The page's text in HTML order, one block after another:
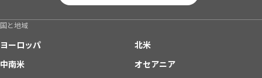
国と地域
ヨーロッパ
北米
中南米
オセアニア